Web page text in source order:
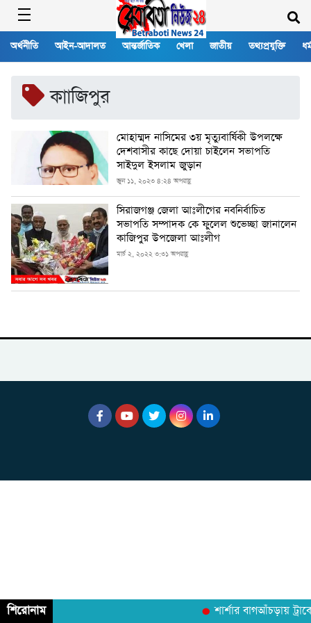
অর্থনীতি আইন-আদালত আন্তর্জাতিক খেলা জাতীয় তথ্যপ্রযুক্তি
কাাজিপুর
মোহাম্মদ নাসিমের ৩য় মৃত্যুবার্ষিকী উপলক্ষে
দেশবাসীর কাছে দোয়া চাইলেন সভাপতি
সাইদুল ইসলাম জুড়ান
জুন ১১, ২০২৩ ৪:২৪ অপরাহ্ণ
সিরাজগঞ্জ জেলা আঃলীগের নবনির্বাচিত
সভাপতি সম্পাদক কে ফুলেল শুভেচ্ছা জানালেন
কাজিপুর উপজেলা আঃলীগ
মার্চ ২, ২০২২ ৩:৩১ অপরাহ্ণ
শিরোনাম শার্শার বাগআঁচড়ায়